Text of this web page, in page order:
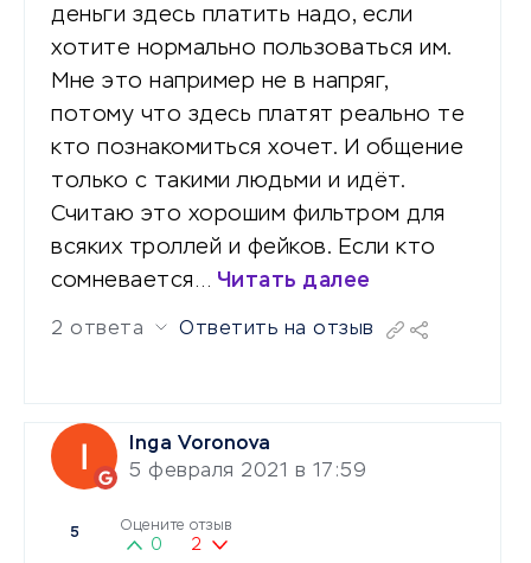
деньги здесь платить надо, если
хотите нормально пользоваться им.
Мне это например не в напряг,
потому что здесь платят реально те
кто познакомиться хочет. И общение
только с такими людьми и идёт.
Считаю это хорошим фильтром для
всяких троллей и фейков. Если кто
сомневается… Читать далее
2 ответа Ответить на отзыв
Inga Voronova
5 февраля 2021 в 17:59
5 Оцените отзыв
0 2